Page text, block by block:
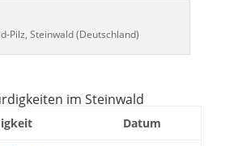
Pilz, Steinwald (Deutschland)
im Steinwald
Datum